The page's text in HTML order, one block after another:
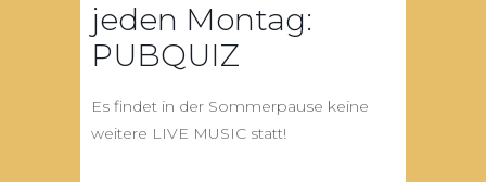
jeden Montag:
PUBQUIZ
Es findet in der Sommerpause keine
weitere LIVE MUSIC statt!